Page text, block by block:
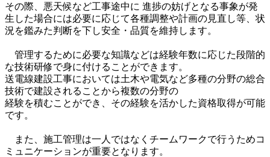
その際、悪天候など工事途中に 進捗の妨げとなる事象が発
生した場合には必要に応じて各種調整や計画の見直し等、状
況を鑑みた判断を下し安全・品質を維持します。
管理するために必要な知識などは経験年数に応じた段階的
な技術研修で身に付けることができます。
送電線建設工事においては土木や電気など多種の分野の総合
技術で建設されることから複数の分野の
経験を積むことができ、その経験を活かした資格取得が可能
です。
また、施工管理は一人ではなくチームワークで行うためコ
ミュニケーションが重要となります。